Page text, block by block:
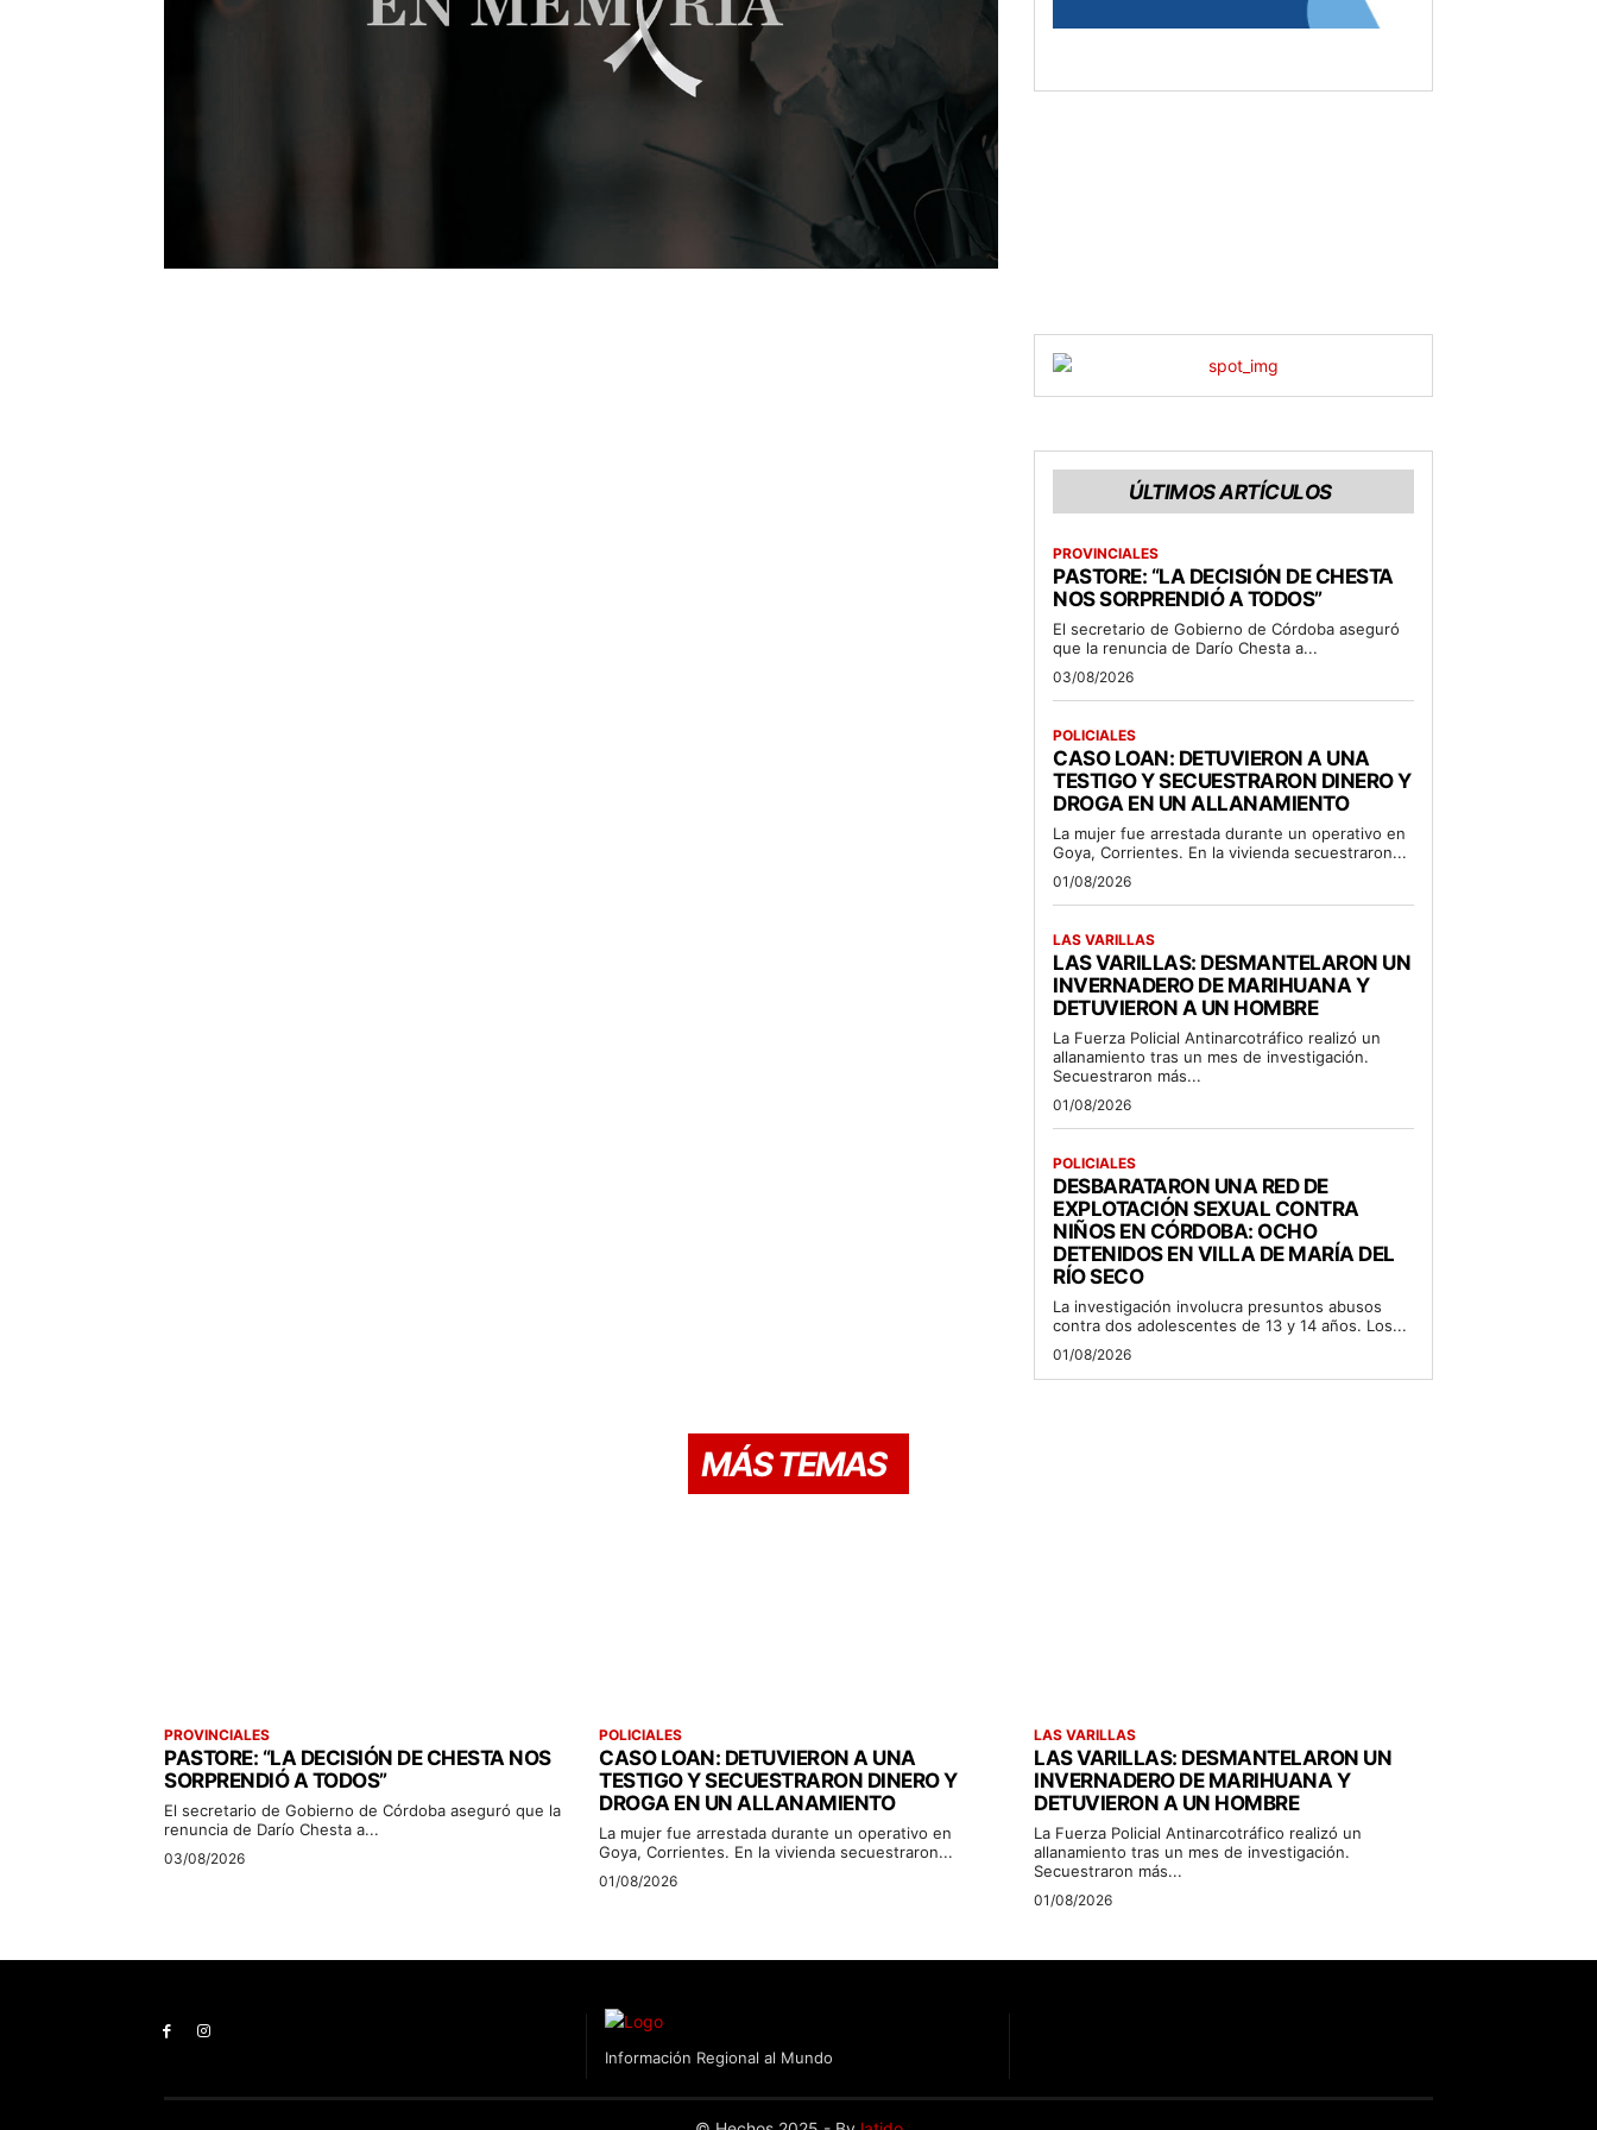
ÚLTIMOS ARTÍCULOS
PROVINCIALES
PASTORE: “LA DECISIÓN DE CHESTA
NOS SORPRENDIÓ A TODOS”
El secretario de Gobierno de Córdoba aseguró
que la renuncia de Darío Chesta a...
03/08/2026
POLICIALES
CASO LOAN: DETUVIERON A UNA
TESTIGO Y SECUESTRARON DINERO Y
DROGA EN UN ALLANAMIENTO
La mujer fue arrestada durante un operativo en
Goya, Corrientes. En la vivienda secuestraron...
01/08/2026
LAS VARILLAS
LAS VARILLAS: DESMANTELARON UN
INVERNADERO DE MARIHUANA Y
DETUVIERON A UN HOMBRE
La Fuerza Policial Antinarcotráfico realizó un
allanamiento tras un mes de investigación.
Secuestraron más...
01/08/2026
POLICIALES
DESBARATARON UNA RED DE
EXPLOTACIÓN SEXUAL CONTRA
NIÑOS EN CÓRDOBA: OCHO
DETENIDOS EN VILLA DE MARÍA DEL
RÍO SECO
La investigación involucra presuntos abusos
contra dos adolescentes de 13 y 14 años. Los...
01/08/2026
MÁS TEMAS
PROVINCIALES
PASTORE: “LA DECISIÓN DE CHESTA NOS
SORPRENDIÓ A TODOS”
El secretario de Gobierno de Córdoba aseguró que la
renuncia de Darío Chesta a...
03/08/2026
POLICIALES
CASO LOAN: DETUVIERON A UNA
TESTIGO Y SECUESTRARON DINERO Y
DROGA EN UN ALLANAMIENTO
La mujer fue arrestada durante un operativo en
Goya, Corrientes. En la vivienda secuestraron...
01/08/2026
LAS VARILLAS
LAS VARILLAS: DESMANTELARON UN
INVERNADERO DE MARIHUANA Y
DETUVIERON A UN HOMBRE
La Fuerza Policial Antinarcotráfico realizó un
allanamiento tras un mes de investigación.
Secuestraron más...
01/08/2026
Información Regional al Mundo